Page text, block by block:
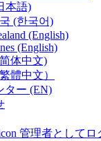
本語)
(한국어)
(English)
(English)
体中文)
體中文）
ター (EN)
管理者としてロ